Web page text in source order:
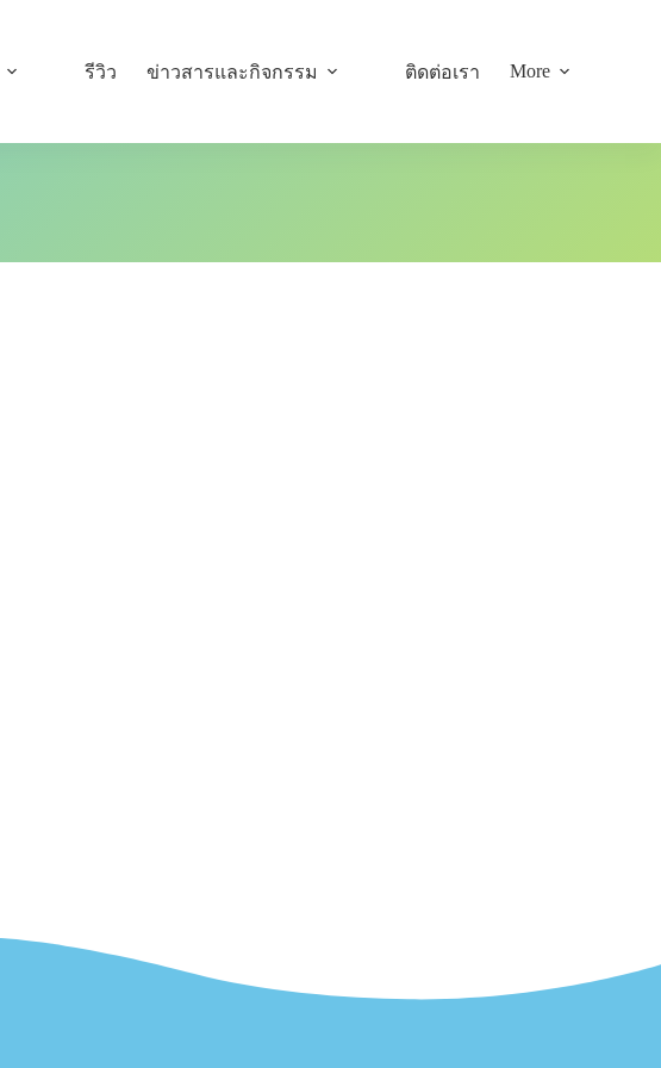
รีวิว ข่าวสารและกิจกรรม ติดต่อเรา More